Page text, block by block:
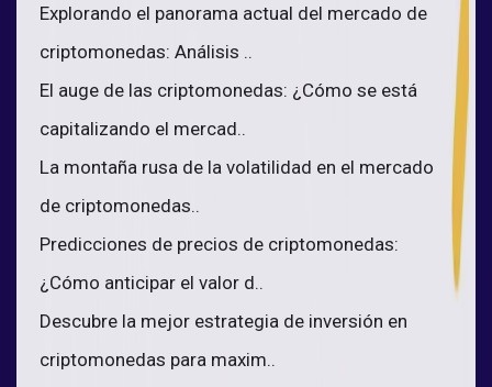
Explorando el panorama actual del mercado de
criptomonedas: Análisis ..
El auge de las criptomonedas: ¿Cómo se está
capitalizando el mercad..
La montaña rusa de la volatilidad en el mercado
de criptomonedas..
Predicciones de precios de criptomonedas:
¿Cómo anticipar el valor d..
Descubre la mejor estrategia de inversión en
criptomonedas para maxim..